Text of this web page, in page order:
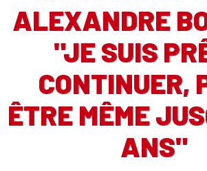
ALEXANDRE
"JE SUIS
CONTINUER,
ÊTRE MÊME
ANS"